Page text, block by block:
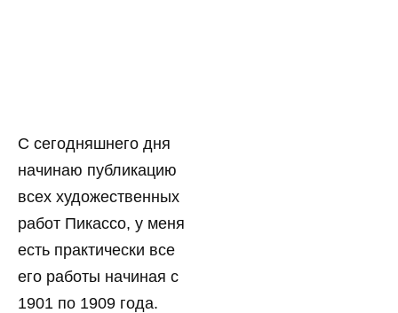
С сегодняшнего дня
начинаю публикацию
всех художественных
работ Пикассо, у меня
есть практически все
его работы начиная с
1901 по 1909 года.